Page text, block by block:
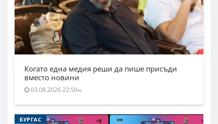
Когато една медия реши да пише присъди
вместо новини
03.08.2026 22:50ч.
БУРГАС